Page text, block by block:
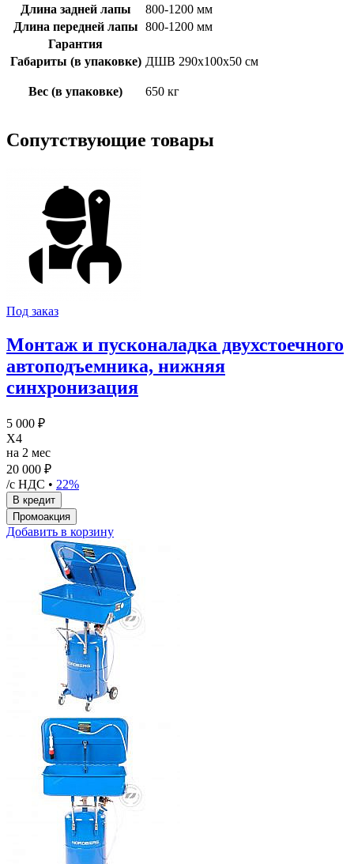
Длина задней лапы
800-1200 мм
Длина передней лапы 800-1200 мм
Гарантия
Габариты (в упаковке) ДШВ 290х100х50 см
Вес (в упаковке) 650 кг
Сопутствующие товары
Под заказ
Монтаж и пусконаладка двухстоечного
автоподъемника, нижняя
синхронизация
5 000 ₽
X4
на 2 мес
20 000 ₽
/с НДС • 22%
Добавить в корзину